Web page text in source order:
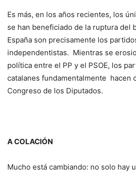
Es más, en los años recientes, los
se han beneficiado de la ruptura del
España son precisamente los
independentistas. Mientras se
política entre el PP y el PSOE, los
catalanes fundamentalmente hacen
Congreso de los Diputados.
A COLACIÓN
Mucho está cambiando: no solo hay